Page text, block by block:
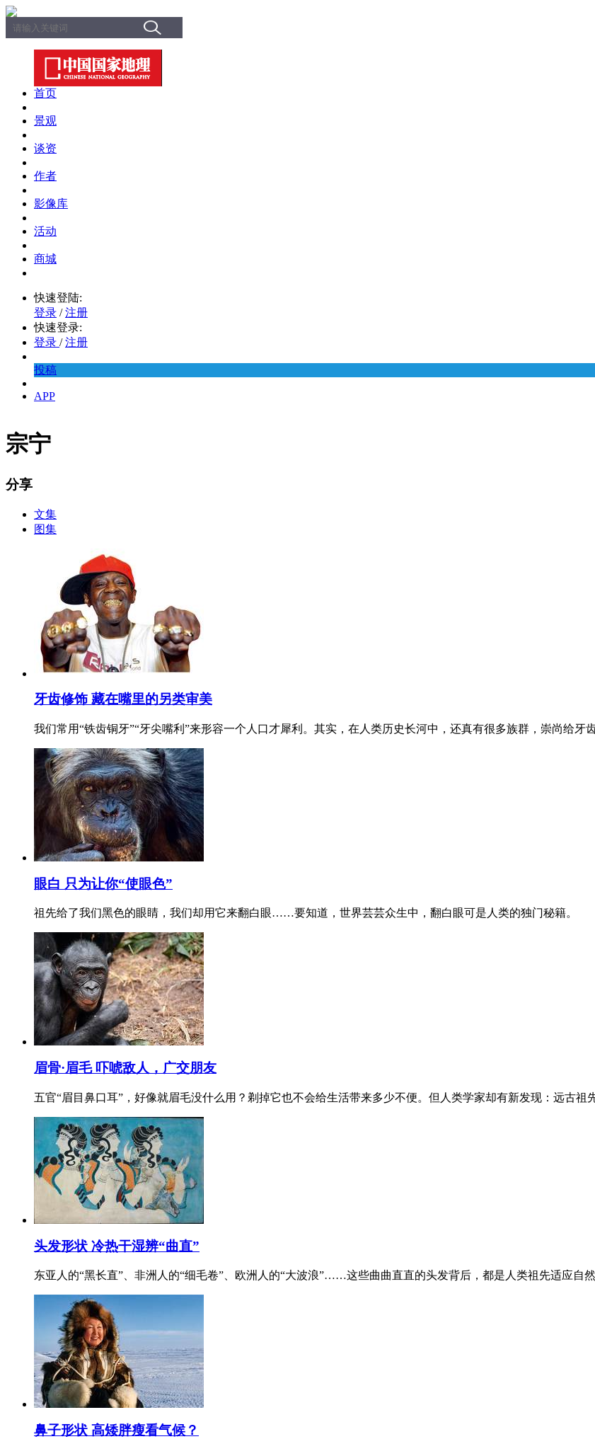
首页
景观
谈资
作者
影像库
活动
商城
快速登陆:
登录 / 注册
快速登录:
登录 / 注册
投稿
APP
宗宁
分享
文集
图集
牙齿修饰 藏在嘴里的另类审美
我们常用“铁齿铜牙”“牙尖嘴利”来形容一个人口才犀利。其实，在人类历史长河中，还真有很多族群，崇尚给
眼白 只为让你“使眼色”
祖先给了我们黑色的眼睛，我们却用它来翻白眼……要知道，世界芸芸众生中，翻白眼可是人类的独门秘籍。
眉骨·眉毛 吓唬敌人，广交朋友
五官“眉目鼻口耳”，好像就眉毛没什么用？剃掉它也不会给生活带来多少不便。但人类学家却有新发现：远古
头发形状 冷热干湿辨“曲直”
东亚人的“黑长直”、非洲人的“细毛卷”、欧洲人的“大波浪”……这些曲曲直直的头发背后，都是人类祖先适应自然
鼻子形状 高矮胖瘦看气候？